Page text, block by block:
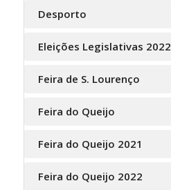
Desporto
Eleições Legislativas 2022
Feira de S. Lourenço
Feira do Queijo
Feira do Queijo 2021
Feira do Queijo 2022